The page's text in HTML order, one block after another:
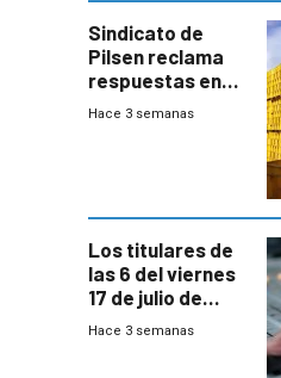
Sindicato de
Pilsen reclama
respuestas en
medio de
Hace 3 semanas
Los titulares de
las 6 del viernes
17 de julio de
2026
Hace 3 semanas